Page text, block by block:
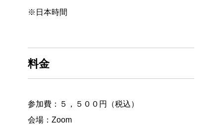
※日本時間
料金
参加費：５，５００円（税込）
会場：Zoom